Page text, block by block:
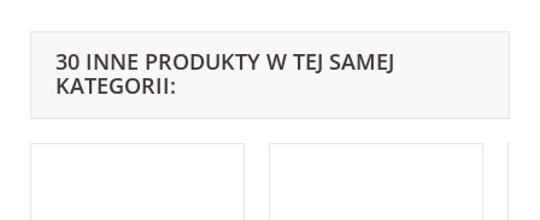
30 INNE PRODUKTY W TEJ SAMEJ
KATEGORII: